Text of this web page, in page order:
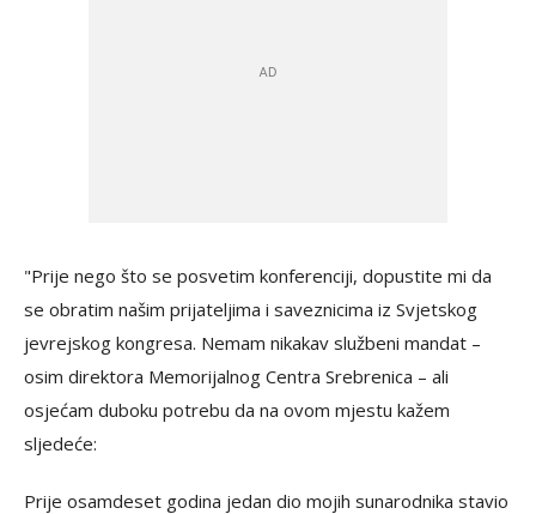
"Prije nego što se posvetim konferenciji, dopustite mi da
se obratim našim prijateljima i saveznicima iz Svjetskog
jevrejskog kongresa. Nemam nikakav službeni mandat –
osim direktora Memorijalnog Centra Srebrenica – ali
osjećam duboku potrebu da na ovom mjestu kažem
sljedeće:
Prije osamdeset godina jedan dio mojih sunarodnika stavio